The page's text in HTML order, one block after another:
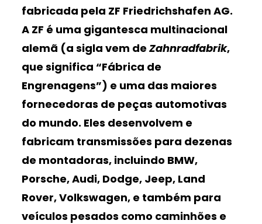
fabricada pela ZF Friedrichshafen AG.
A ZF é uma gigantesca multinacional
alemã (a sigla vem de Zahnradfabrik,
que significa “Fábrica de
Engrenagens”) e uma das maiores
fornecedoras de peças automotivas
do mundo. Eles desenvolvem e
fabricam transmissões para dezenas
de montadoras, incluindo BMW,
Porsche, Audi, Dodge, Jeep, Land
Rover, Volkswagen, e também para
veículos pesados como caminhões e